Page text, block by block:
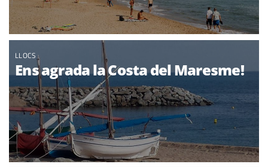
LLOCS
Ens agrada la Costa del Maresme!